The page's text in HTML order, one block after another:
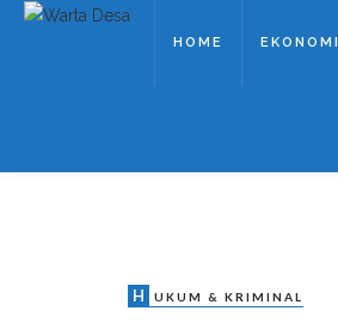
HOME EKONOMI
H UKUM & KRIMINAL